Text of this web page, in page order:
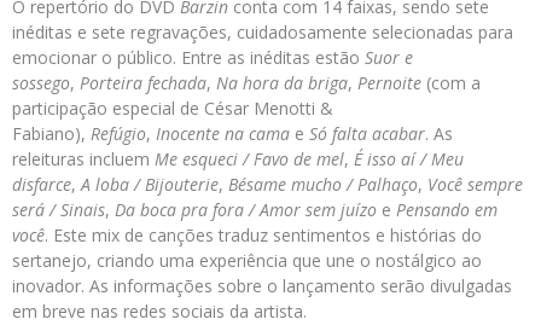
O repertório do DVD Barzin conta com 14 faixas, sendo sete
inéditas e sete regravações, cuidadosamente selecionadas para
emocionar o público. Entre as inéditas estão Suor e
sossego, Porteira fechada, Na hora da briga, Pernoite (com a
participação especial de César Menotti &
Fabiano), Refúgio, Inocente na cama e Só falta acabar. As
releituras incluem Me esqueci / Favo de mel, É isso aí / Meu
disfarce,A loba / Bijouterie, Bésame mucho / Palhaço, Você sempre
será / Sinais, Da boca pra fora / Amor sem juízo e Pensando em
você. Este mix de canções traduz sentimentos e histórias do
sertanejo, criando uma experiência que une o nostálgico ao
inovador. As informações sobre o lançamento serão divulgadas
em breve nas redes sociais da artista.